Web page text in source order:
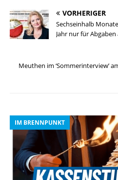
VORHERIGER
Sechseinhalb
Jahr nur für
Meuthen im ‘Sommerinterview’
IM BRENNPUNKT